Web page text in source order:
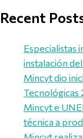
Recent
Especialistas
instalación
Mincyt dio
Tecnológicas
Mincyt e
técnica a